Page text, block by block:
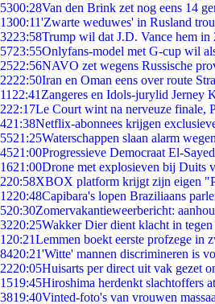
5300:28Van den Brink zet nog eens 14
1300:11'Zwarte weduwes' in Rusland
3223:58Trump wil dat J.D. Vance hem in
5723:55Onlyfans-model met G-cup wil
2522:56NAVO zet wegens Russische
2222:50Iran en Oman eens over route
11 22:41 Zangeres en Idols-jurylid Jerney
222:17Le Court wint na nerveuze finale,
421:38Netflix-abonnees krijgen
5521:25Waterschappen slaan alarm
4521:00Progressieve Democraat El-
1621:00Drone met explosieven bij Duits
220:58XBOX platform krijgt zijn eigen
1220:48Capibara's lopen Braziliaans
520:30Zomervakantieweerbericht:
3220:25Wakker Dier dient klacht in
1 20:21Lemmen boekt eerste profzege in
8420:21'Witte' mannen discrimineren is
2220:05Huisarts per direct uit vak gezet
1519:45Hiroshima herdenkt slachtoffers
3819:40Vinted-foto's van vrouwen